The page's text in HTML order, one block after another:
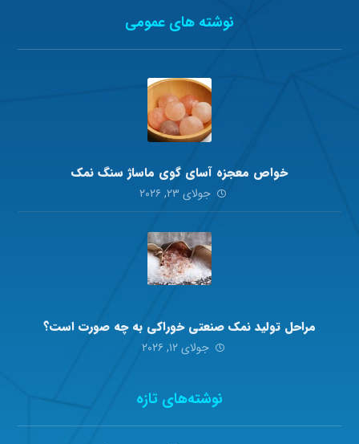
نوشته های عمومی
خواص معجزه آسای گوی ماساژ سنگ نمک
جولای ۲۳, ۲۰۲۶
مراحل تولید نمک صنعتی خوراکی به چه صورت است؟
جولای ۱۲, ۲۰۲۶
نوشته‌های تازه